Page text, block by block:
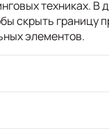
техниках. В
скрыть границу
элементов.